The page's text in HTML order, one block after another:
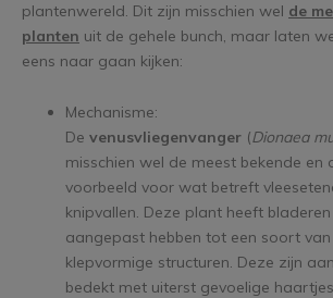
plantenwereld. Dit zijn misschien wel de
planten uit de gehele bunch, maar laten
eens naar gaan kijken:
Mechanisme:
De venusvliegenvanger (Dionaea
misschien wel de meest bekende en
voorbeeld voor wat betreft
knipvallen. Deze plant heeft
aangepast hebben tot een soort
klepvormige structuren. Deze zijn
bedekt met uiterst gevoelige